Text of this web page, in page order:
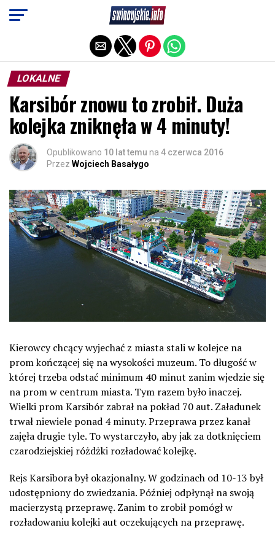
LOKALNE
Karsibór znowu to zrobił. Duża
kolejka zniknęła w 4 minuty!
Opublikowano 10 lat temu na 4 czerwca 2016
Przez Wojciech Basałygo
Kierowcy chcący wyjechać z miasta stali w kolejce na
prom kończącej się na wysokości muzeum. To długość w
której trzeba odstać minimum 40 minut zanim wjedzie się
na prom w centrum miasta. Tym razem było inaczej.
Wielki prom Karsibór zabrał na pokład 70 aut. Załadunek
trwał niewiele ponad 4 minuty. Przeprawa przez kanał
zajęła drugie tyle. To wystarczyło, aby jak za dotknięciem
czarodziejskiej różdżki rozładować kolejkę.
Rejs Karsibora był okazjonalny. W godzinach od 10-13 był
udostępniony do zwiedzania. Później odpłynął na swoją
macierzystą przeprawę. Zanim to zrobił pomógł w
rozładowaniu kolejki aut oczekujących na przeprawę.
Exit mobile version